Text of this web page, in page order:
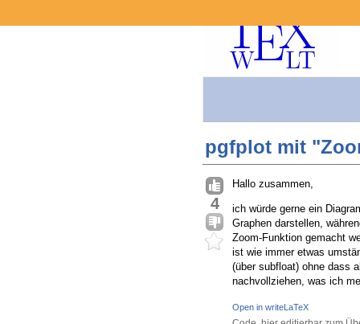
pgfplot mit
4
Hallo zusammen,
ich würde gerne ein
Graphen darstellen,
Zoom-Funktion gemacht
ist wie immer etwas
(über subfloat) ohne dass
nachvollziehen, was ich
Open in writeLaTeX